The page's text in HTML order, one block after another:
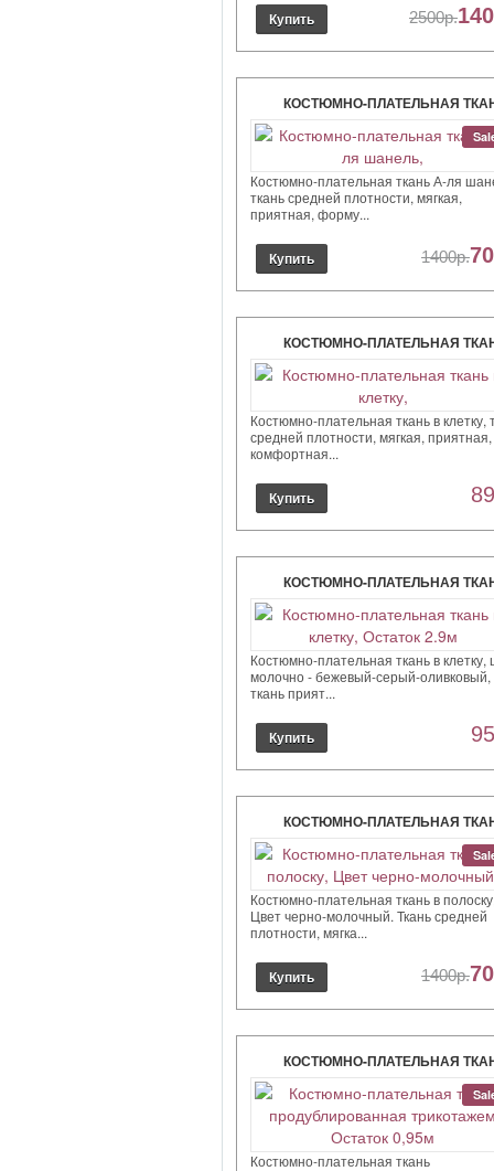
2500р.
КОСТЮМНО-ПЛАТЕЛЬНАЯ
ЛЯ ШАНЕЛЬ,
Костюмно-плательная ткань А-ля
ткань средней плотности, мягкая,
приятная, форму...
1400р.
КОСТЮМНО-ПЛАТЕЛЬНАЯ
КЛЕТКУ,
Костюмно-плательная ткань в клетку,
средней плотности, мягкая, приятная,
комфортная...
КОСТЮМНО-ПЛАТЕЛЬНАЯ
КЛЕТКУ, ОСТАТОК 2.9М
Костюмно-плательная ткань в клетку,
молочно - бежевый-серый-оливковый,
ткань прият...
КОСТЮМНО-ПЛАТЕЛЬНАЯ
ПОЛОСКУ, ЦВЕТ ЧЕРНО-
МОЛОЧНЫЙ.
Костюмно-плательная ткань в полоску,
Цвет черно-молочный. Ткань средней
плотности, мягка...
1400р.
КОСТЮМНО-ПЛАТЕЛЬНАЯ
ПРОДУБЛИРОВАННАЯ
ТРИКОТАЖЕМ ОСТАТОК 0,95М
Костюмно-плательная ткань